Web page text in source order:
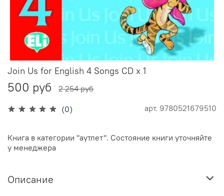
(0) арт. 9780521679510
Join Us for English 4 Songs CD x 1
500 руб 2 254 руб
Книга в категории "аутлет". Состояние книги уточняйте
у менеджера
Описание